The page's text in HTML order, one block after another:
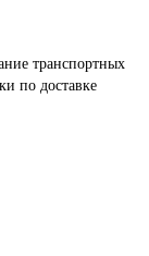
транспортных
по доставке